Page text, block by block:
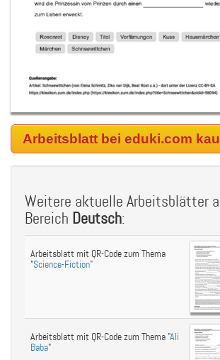
Arbeitsblatt bei eduki.com
Weitere aktuelle Arbeitsblätter
Bereich Deutsch:
Arbeitsblatt mit QR-Code zum Thema
"Science-Fiction"
Arbeitsblatt mit QR-Code zum Thema "Ali
Baba"